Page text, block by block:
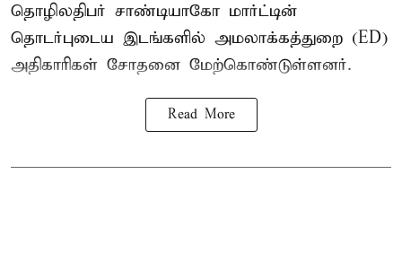
தொழிலதிபர் சாண்டியாகோ மார்ட்டின்
தொடர்புடைய இடங்களில் அமலாக்கத்துறை (ED)
அதிகாரிகள் சோதனை மேற்கொண்டுள்ளனர்.
Read More